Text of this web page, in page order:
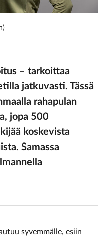
– tarkoittaa
jatkuvasti. Tässä
rahapulan
jopa 500
koskevista
Samassa
syvemmälle, esiin